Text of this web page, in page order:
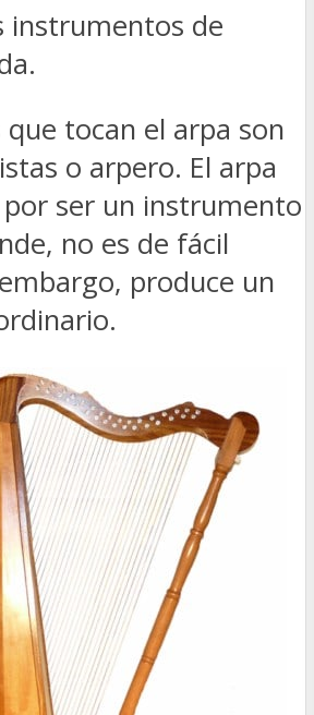
instrumentos de
que tocan el arpa son
o arpero. El arpa
ser un instrumento
no es de fácil
produce un